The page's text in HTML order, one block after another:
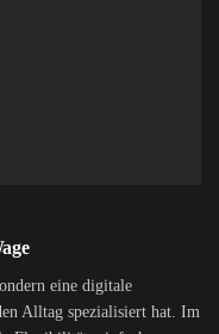
eine digitale
Alltag spezialisiert hat. Im